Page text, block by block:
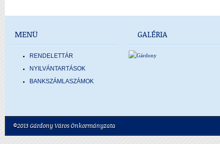
MENÜ
RENDELETTÁR
NYILVÁNTARTÁSOK
BANKSZÁMLASZÁMOK
GALÉRIA
©2013 Gárdony Város Önkormányzata